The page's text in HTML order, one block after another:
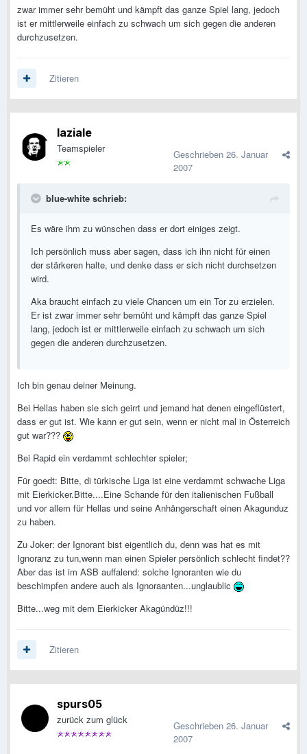
zwar immer sehr bemüht und kämpft das ganze Spiel lang, jedoch
ist er mittlerweile einfach zu schwach um sich gegen die anderen
durchzusetzen.
Zitieren
laziale
Teamspieler Geschrieben 26. Januar
2007
blue-white schrieb:
Es wäre ihm zu wünschen dass er dort einiges zeigt.
Ich persönlich muss aber sagen, dass ich ihn nicht für einen
der stärkeren halte, und denke dass er sich nicht durchsetzen
wird.
Aka braucht einfach zu viele Chancen um ein Tor zu erzielen.
Er ist zwar immer sehr bemüht und kämpft das ganze Spiel
lang, jedoch ist er mittlerweile einfach zu schwach um sich
gegen die anderen durchzusetzen.
Ich bin genau deiner Meinung.
Bei Hellas haben sie sich geirrt und jemand hat denen eingeflüstert,
dass er gut ist. Wie kann er gut sein, wenn er nicht mal in Österreich
gut war???
Bei Rapid ein verdammt schlechter spieler;
Für goedt: Bitte, di türkische Liga ist eine verdammt schwache Liga
mit Eierkicker.Bitte....Eine Schande für den italienischen Fußball
und vor allem für Hellas und seine Anhängerschaft einen Akagunduz
zu haben.
Zu Joker: der Ignorant bist eigentlich du, denn was hat es mit
Ignoranz zu tun,wenn man einen Spieler persönlich schlecht findet??
Aber das ist im ASB auffalend: solche Ignoranten wie du
beschimpfen andere auch als Ignoraanten...unglaublic
Bitte...weg mit dem Eierkicker Akagündüz!!!
Zitieren
spurs05
zurück zum glück Geschrieben 26. Januar
2007